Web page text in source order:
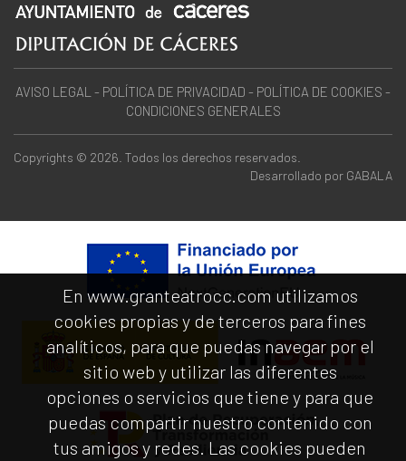
AVISO LEGAL - POLÍTICA DE PRIVACIDAD - POLÍTICA DE COOKIES -
CONDICIONES GENERALES
Copyrights © 2026. Todos los derechos reservados.
Desarrollado por GABALA
En www.granteatrocc.com utilizamos
cookies propias y de terceros para fines
analíticos, para que puedas navegar por el
sitio web y utilizar las diferentes
opciones o servicios que tiene y para que
puedas compartir nuestro contenido con
tus amigos y redes. Las cookies pueden